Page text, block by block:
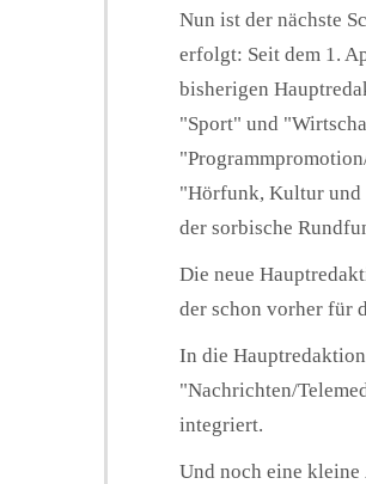
Nun ist der nächste
erfolgt: Seit dem 1.
bisherigen
"Sport" und
"Hörfunk, Kultur und
der sorbische
Die neue
der schon vorher für
In die
"Nachrichten/
integriert.
Und noch eine